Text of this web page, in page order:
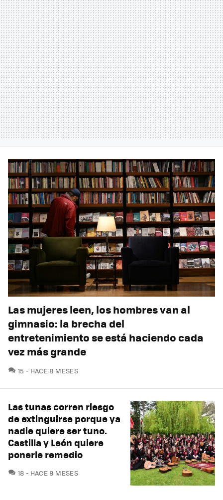
Las mujeres leen, los hombres van al
gimnasio: la brecha del
entretenimiento se está haciendo cada
vez más grande
15 COMENTARIOS
HACE 8 MESES
Las tunas corren riesgo
de extinguirse porque ya
nadie quiere ser tuno.
Castilla y León quiere
ponerle remedio
18 COMENTARIOS
HACE 8 MESES